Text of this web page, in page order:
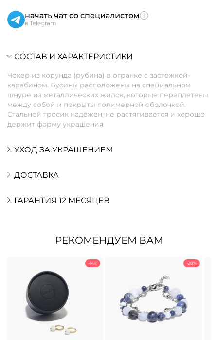
начать чат со специалистом
в Telegram
СОСТАВ И ХАРАКТЕРИСТИКИ
Чокер из корунда (рубина) в огранке с застёжкой-
карабином. Бусины расположены на специальном
шнуре из металлических жилок, которые переплетены
между собой и покрыты полимерной оболочкой.
Стальной тросик надёжен, не растягивается и хорошо
держит форму украшения.
УХОД ЗА УКРАШЕНИЕМ
ДОСТАВКА
ГАРАНТИЯ 12 МЕСЯЦЕВ
РЕКОМЕНДУЕМ ВАМ
-14% -28%